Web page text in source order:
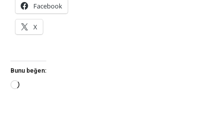
Facebook
X
Bunu beğen:
Yükleniyor...